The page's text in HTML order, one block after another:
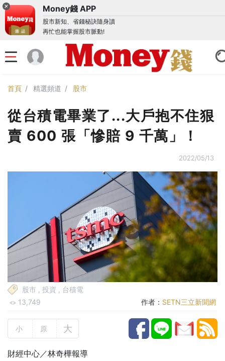
Money錢 APP
股市新知、省錢秘訣隨身讀
再忙也能掌握股市脈動!
首頁 精選頻道 股市
從台積電畢業了...大戶抱不住狠
賣 600 張「慘賠 9 千萬」！
2022/05/13
股市 , 投資 , 台積電
13,749
作者： SETN三立新聞網
小 原 大
財經中心／林奇樺報導